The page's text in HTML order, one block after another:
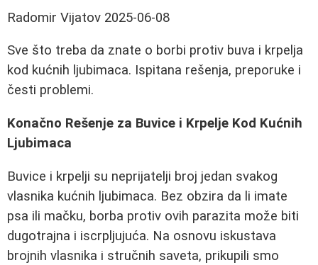
Radomir Vijatov 2025-06-08
Sve što treba da znate o borbi protiv buva i krpelja
kod kućnih ljubimaca. Ispitana rešenja, preporuke i
česti problemi.
Konačno Rešenje za Buvice i Krpelje Kod Kućnih
Ljubimaca
Buvice i krpelji su neprijatelji broj jedan svakog
vlasnika kućnih ljubimaca. Bez obzira da li imate
psa ili mačku, borba protiv ovih parazita može biti
dugotrajna i iscrpljujuća. Na osnovu iskustava
brojnih vlasnika i stručnih saveta, prikupili smo